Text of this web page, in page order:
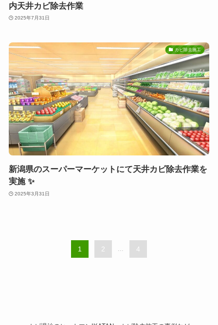
内天井カビ除去作業
2025年7月31日
カビ除去施工
新潟県のスーパーマーケットにて天井カビ除去作業を
実施 ✨
2025年3月31日
1 2 ... 4